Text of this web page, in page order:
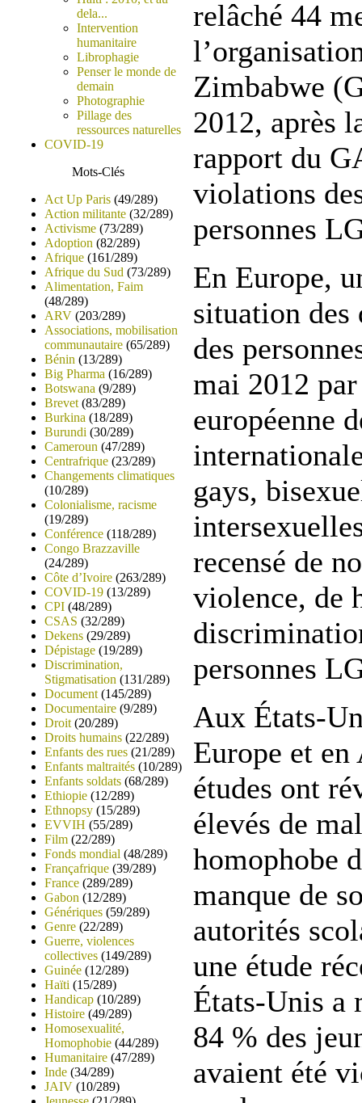
dela...
Intervention
humanitaire
Librophagie
Penser le monde de
demain
Photographie
Pillage des
ressources naturelles
COVID-19
Mots-Clés
Act Up Paris (49/289)
Action militante (32/289)
Activisme (73/289)
Adoption (82/289)
Afrique (161/289)
Afrique du Sud (73/289)
Alimentation, Faim
(48/289)
ARV (203/289)
Associations, mobilisation
communautaire (65/289)
Bénin (13/289)
Big Pharma (16/289)
Botswana (9/289)
Brevet (83/289)
Burkina (18/289)
Burundi (30/289)
Cameroun (47/289)
Centrafrique (23/289)
Changements climatiques
(10/289)
Colonialisme, racisme
(19/289)
Conférence (118/289)
Congo Brazzaville
(24/289)
Côte d’Ivoire (263/289)
COVID-19 (13/289)
CPI (48/289)
CSAS (32/289)
Dekens (29/289)
Dépistage (19/289)
Discrimination,
Stigmatisation (131/289)
Document (145/289)
Documentaire (9/289)
Droit (20/289)
Droits humains (22/289)
Enfants des rues (21/289)
Enfants maltraités (10/289)
Enfants soldats (68/289)
Ethiopie (12/289)
Ethnopsy (15/289)
EVVIH (55/289)
Film (22/289)
Fonds mondial (48/289)
Françafrique (39/289)
France (289/289)
Gabon (12/289)
Génériques (59/289)
Genre (22/289)
Guerre, violences
collectives (149/289)
Guinée (12/289)
Haïti (15/289)
Handicap (10/289)
Histoire (49/289)
Homosexualité,
Homophobie (44/289)
Humanitaire (47/289)
Inde (34/289)
JAIV (10/289)
relâché 44
Zimbabwe
2012, après
rapport du
violations
personnes
En Europe,
situation des
des
mai 2012
européenne
gays,
recensé de
violence, de
personnes
Aux États-
Europe et
études ont
élevés de
homophobe
manque de
autorités
une étude
États-Unis a
84 % des
avaient été